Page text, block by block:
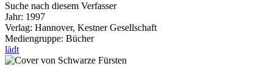
Suche nach diesem Verfasser
Jahr: 1997
Verlag: Hannover, Kestner Gesellschaft
Mediengruppe: Bücher
lädt